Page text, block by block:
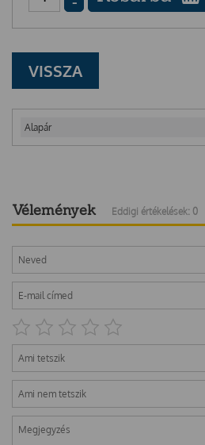
VISSZA
Alapár
Vélemények Eddigi értékelések: 0